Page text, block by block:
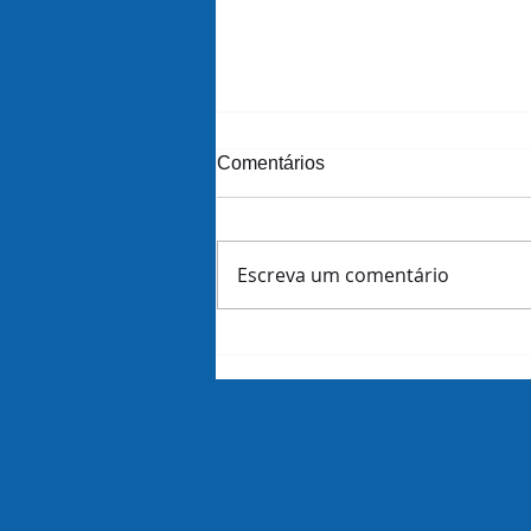
Comentários
Escreva um comentário